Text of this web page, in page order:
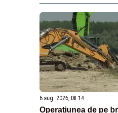
6 aug. 2026, 08:14
Operațiunea de pe